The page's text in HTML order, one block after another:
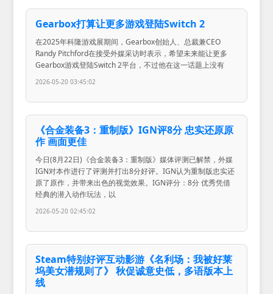
Gearbox打算让更多游戏登陆Switch 2
在2025年科隆游戏展期间，Gearbox创始人、总裁兼CEO
Randy Pitchford在接受外媒采访时表示，希望未来能让更多
Gearbox游戏登陆Switch 2平台，不过他在这一话题上没有
2026-05-20 03:45:02
《合金装备3：重制版》IGN评8分 忠实还原原
作 画面更佳
今日(8月22日)《合金装备3：重制版》媒体评测已解禁，外媒
IGN对本作进行了评测并打出8分好评。IGN认为重制版忠实还
原了原作，并带来出色的视觉效果。IGN评分：8分 优秀凭借
经典的潜入动作玩法，以
2026-05-20 02:45:02
Steam特别好评互动影游《名利场：我被好莱
坞美女潜规则了》 秋促诚意史低，多语版本上
线